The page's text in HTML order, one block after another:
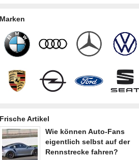
Marken
Frische Artikel
Wie können Auto-Fans
eigentlich selbst auf der
Rennstrecke fahren?